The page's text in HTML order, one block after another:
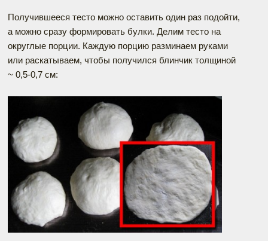
Получившееся тесто можно оставить один раз подойти,
а можно сразу формировать булки. Делим тесто на
округлые порции. Каждую порцию разминаем руками
или раскатываем, чтобы получился блинчик толщиной
~ 0,5-0,7 см: